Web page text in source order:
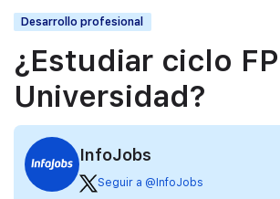
Desarrollo profesional
¿Estudiar ciclo
Universidad?
InfoJobs
Seguir a @InfoJobs